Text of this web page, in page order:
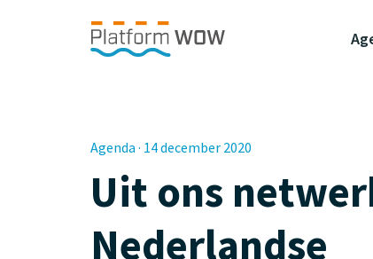
Agenda · 14 december 2020
Uit ons
Nederlandse